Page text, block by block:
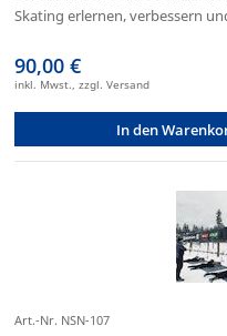
Skating erlernen, verbessern
90,00 €
inkl. Mwst., zzgl. Versand
In den
Art.-Nr. NSN-107